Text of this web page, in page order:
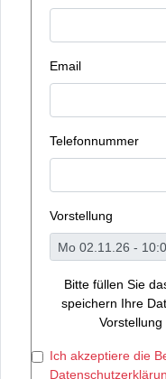
Email
Telefonnummer
Vorstellung
Bitte füllen Sie
speichern Ihre
Ich akzeptiere die